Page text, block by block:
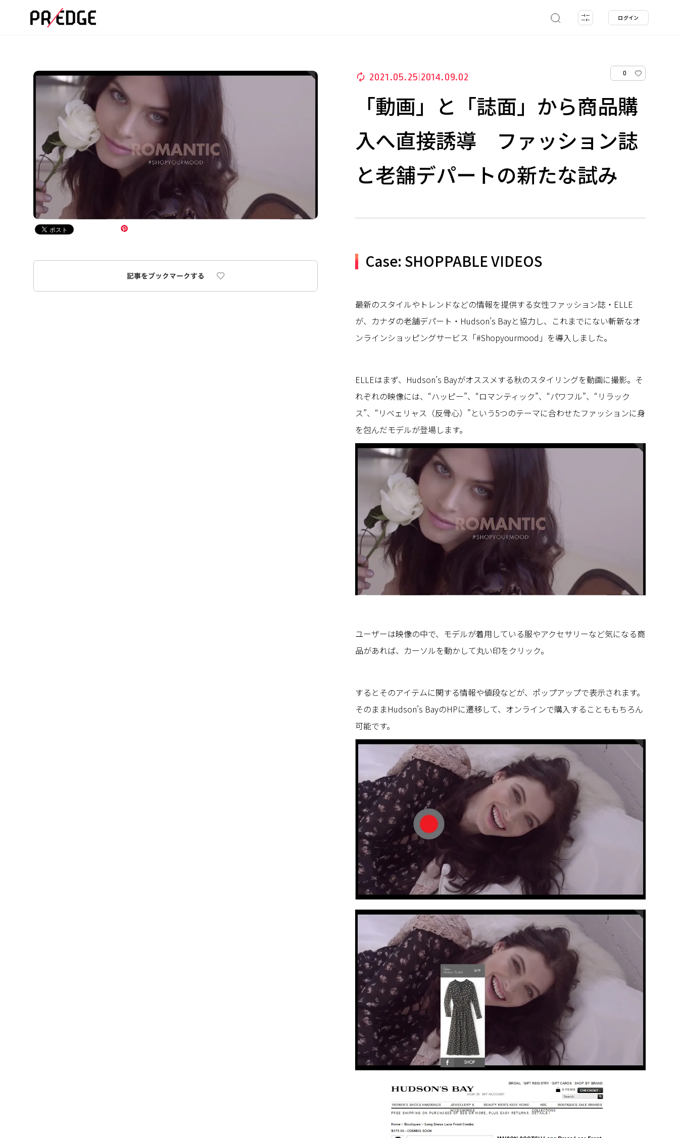
ログイン
2021.05.25 2014.09.02 0
「動画」と「誌面」から商品購
入へ直接誘導 ファッション誌
と老舗デパートの新たな試み
Case: SHOPPABLE VIDEOS
最新のスタイルやトレンドなどの情報を提供する女性ファッション誌・ELLE
が、カナダの老舗デパート・Hudson’s Bayと協力し、これまでにない斬新なオ
ンラインショッピングサービス「#Shopyourmood」を導入しました。
ELLEはまず、Hudson’s Bayがオススメする秋のスタイリングを動画に撮影。そ
れぞれの映像には、“ハッピー”、“ロマンティック”、“パワフル”、“リラック
ス”、“リベェリャス（反骨心）”という5つのテーマに合わせたファッションに身
を包んだモデルが登場します。
ユーザーは映像の中で、モデルが着用している服やアクセサリーなど気になる商
品があれば、カーソルを動かして丸い印をクリック。
するとそのアイテムに関する情報や値段などが、ポップアップで表示されます。
そのままHudson’s BayのHPに遷移して、オンラインで購入することももちろん
可能です。